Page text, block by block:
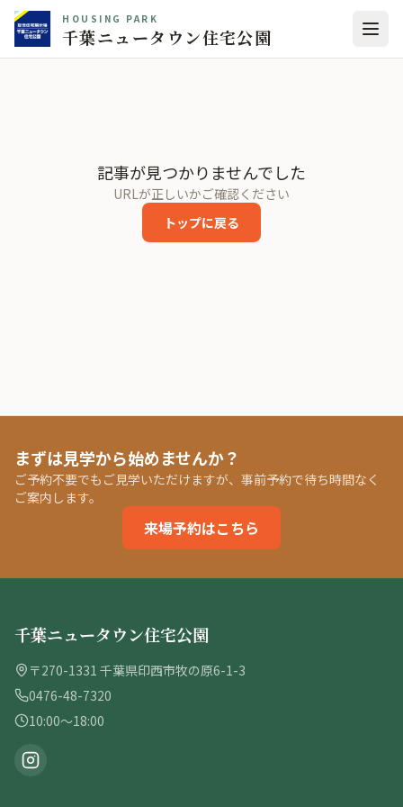
HOUSING PARK
千葉ニュータウン住宅公園
記事が見つかりませんでした
URLが正しいかご確認ください
トップに戻る
まずは見学から始めませんか？
ご予約不要でもご見学いただけますが、事前予約で待ち時間なく
ご案内します。
来場予約はこちら
千葉ニュータウン住宅公園
〒270-1331 千葉県印西市牧の原6-1-3
0476-48-7320
10:00〜18:00